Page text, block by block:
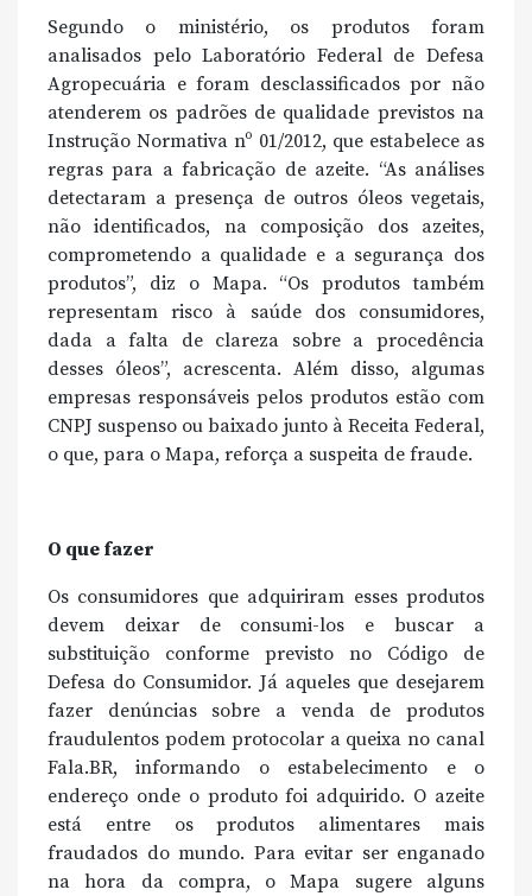
Segundo o ministério, os produtos foram
analisados pelo Laboratório Federal de Defesa
Agropecuária e foram desclassificados por não
atenderem os padrões de qualidade previstos na
Instrução Normativa nº 01/2012, que estabelece as
regras para a fabricação de azeite. “As análises
detectaram a presença de outros óleos vegetais,
não identificados, na composição dos azeites,
comprometendo a qualidade e a segurança dos
produtos”, diz o Mapa. “Os produtos também
representam risco à saúde dos consumidores,
dada a falta de clareza sobre a procedência
desses óleos”, acrescenta. Além disso, algumas
empresas responsáveis pelos produtos estão com
CNPJ suspenso ou baixado junto à Receita Federal,
o que, para o Mapa, reforça a suspeita de fraude.
O que fazer
Os consumidores que adquiriram esses produtos
devem deixar de consumi-los e buscar a
substituição conforme previsto no Código de
Defesa do Consumidor. Já aqueles que desejarem
fazer denúncias sobre a venda de produtos
fraudulentos podem protocolar a queixa no canal
Fala.BR, informando o estabelecimento e o
endereço onde o produto foi adquirido. O azeite
está entre os produtos alimentares mais
fraudados do mundo. Para evitar ser enganado
na hora da compra, o Mapa sugere alguns